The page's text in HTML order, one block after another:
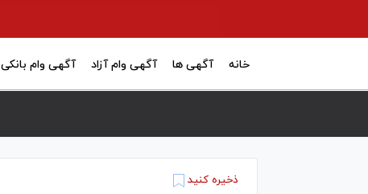
خانه آگهی ها آگهی وام آزاد آگهی وام بانکی
ذخیره کنید